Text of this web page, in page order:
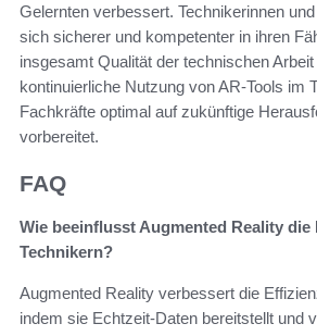
Gelernten verbessert. Technikerinnen
sich sicherer und kompetenter in ihren
insgesamt Qualität der technischen
kontinuierliche Nutzung von AR-Tools im
Fachkräfte optimal auf zukünftige
vorbereitet.
FAQ
Wie beeinflusst Augmented Reality
Technikern?
Augmented Reality verbessert die
indem sie Echtzeit-Daten bereitstellt und